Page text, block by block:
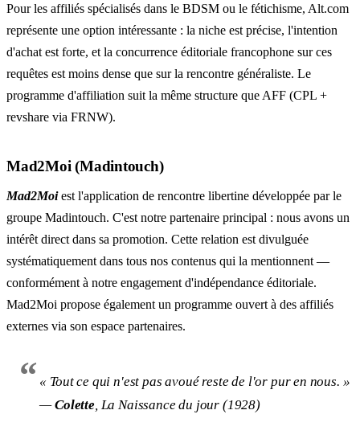
Pour les affiliés spécialisés dans le BDSM ou le fétichisme, Alt.com
représente une option intéressante : la niche est précise, l'intention
d'achat est forte, et la concurrence éditoriale francophone sur ces
requêtes est moins dense que sur la rencontre généraliste. Le
programme d'affiliation suit la même structure que AFF (CPL +
revshare via FRNW).
Mad2Moi (Madintouch)
Mad2Moiest l'application de rencontre libertine développée par le
groupe Madintouch. C'est notre partenaire principal : nous avons un
intérêt direct dans sa promotion. Cette relation est divulguée
systématiquement dans tous nos contenus qui la mentionnent —
conformément à notre engagement d'indépendance éditoriale.
Mad2Moi propose également un programme ouvert à des affiliés
externes via son espace partenaires.
« Tout ce qui n'est pas avoué reste de l'or pur en nous. »
—Colette, La Naissance du jour (1928)